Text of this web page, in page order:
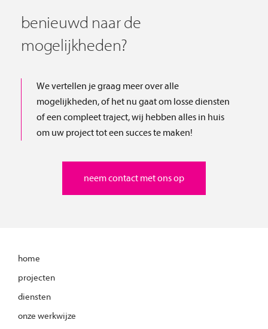
benieuwd naar de
mogelijkheden?
We vertellen je graag meer over alle
mogelijkheden, of het nu gaat om losse diensten
of een compleet traject, wij hebben alles in huis
om uw project tot een succes te maken!
neem contact met ons op
home
projecten
diensten
onze werkwijze